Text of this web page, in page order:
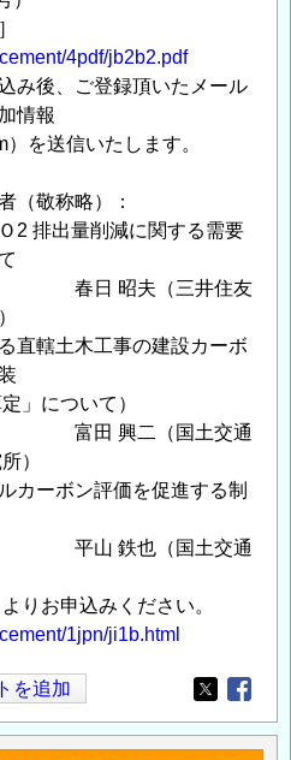
4pdf/jb2b2.pdf
後、ご登録頂いたメール
情報
いたします。
（敬称略）：
2 排出量削減に関する需要
三井住友
直轄土木工事の建設カーボ
」について）
国土交通
）
カーボン評価を促進する制
国土交通
りお申込みください。
1jpn/ji1b.html
を追加
Opens in